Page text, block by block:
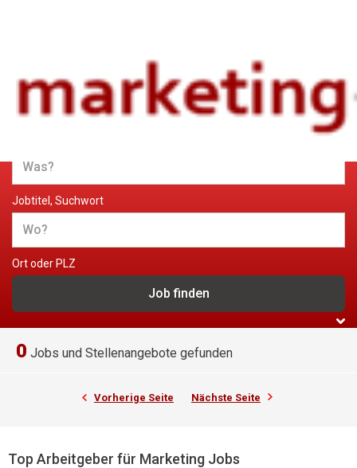
Jobs und Stellenangebote im
Marketing
Jobtitel, Suchwort
Ort oder PLZ
0 Jobs und Stellenangebote gefunden
Vorherige Seite Nächste Seite
Top Arbeitgeber für Marketing Jobs